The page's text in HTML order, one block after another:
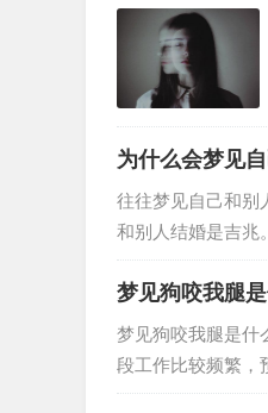
为什么会梦见
往往梦见自己和别
和别人结婚是吉兆
8.已婚者梦见自己
梦见狗咬我腿
梦见狗咬我腿是什
段工作比较频繁，预示着会
会会增多，有可